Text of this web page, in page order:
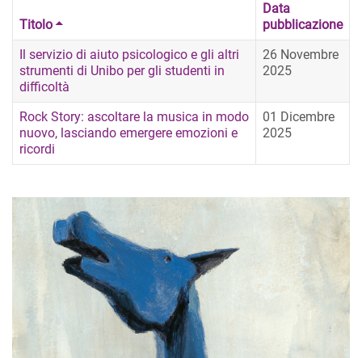
Titolo
Data
pubblicazione
Il servizio di aiuto psicologico e gli altri
strumenti di Unibo per gli studenti in
difficoltà
26 Novembre
2025
Rock Story: ascoltare la musica in modo
nuovo, lasciando emergere emozioni e
ricordi
01 Dicembre
2025